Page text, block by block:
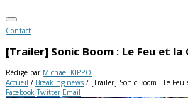
Contact
[Trailer] Sonic Boom : Le Feu et la
Rédigé par Michaël KIPPO
Accueil / Breaking news / [Trailer] Sonic Boom : Le Feu
Facebook Twitter Email